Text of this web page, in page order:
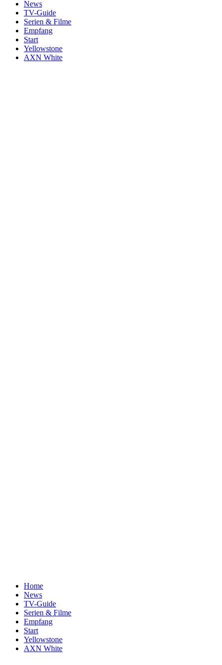
News
TV-Guide
Serien & Filme
Empfang
Start
Yellowstone
AXN White
Home
News
TV-Guide
Serien & Filme
Empfang
Start
Yellowstone
AXN White